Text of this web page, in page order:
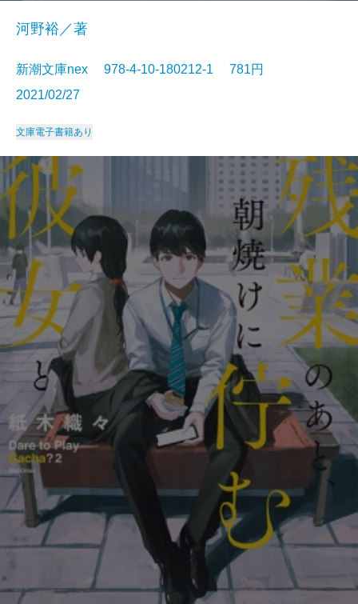
河野裕／著
新潮文庫nex 978-4-10-180212-1 781円
2021/02/27
文庫電子書籍あり